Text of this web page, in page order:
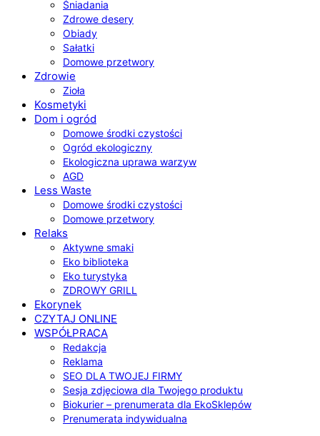
Śniadania
Zdrowe desery
Obiady
Sałatki
Domowe przetwory
Zdrowie
Zioła
Kosmetyki
Dom i ogród
Domowe środki czystości
Ogród ekologiczny
Ekologiczna uprawa warzyw
AGD
Less Waste
Domowe środki czystości
Domowe przetwory
Relaks
Aktywne smaki
Eko biblioteka
Eko turystyka
ZDROWY GRILL
Ekorynek
CZYTAJ ONLINE
WSPÓŁPRACA
Redakcja
Reklama
SEO DLA TWOJEJ FIRMY
Sesja zdjęciowa dla Twojego produktu
Biokurier – prenumerata dla EkoSklepów
Prenumerata indywidualna